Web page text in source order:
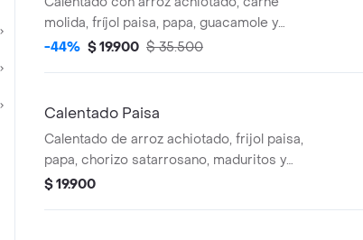
molida, fríjol paisa, papa, guacamole y
cilantro.
-44% $ 19.900 $ 35.500
Calentado Paisa
Calentado de arroz achiotado, frijol paisa,
papa, chorizo satarrosano, maduritos y
huevo frito.
$ 19.900